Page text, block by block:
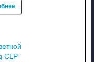
CLP-